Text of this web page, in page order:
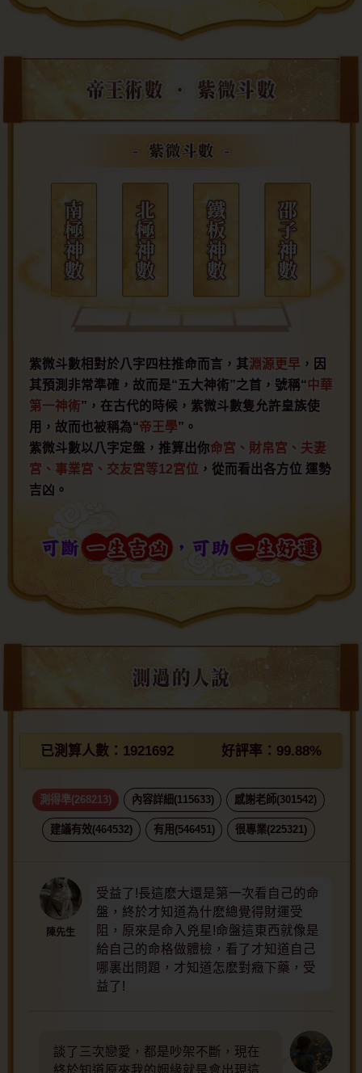
紫微斗數相對於八字四柱推命而言，其淵源更早，因
其預測非常準確，故而是“五大神術”之首，號稱“中華
第一神術”，在古代的時候，紫微斗數隻允許皇族使
用，故而也被稱為“帝王學”。
紫微斗數以八字定盤，推算出你命宮、財帛宮、夫妻
宮、事業宮、交友宮等12宮位 ，從而看出各方位 運勢
吉凶。
已測算人數： 1921692 好評率： 99.88%
測得準(268213) 內容詳細(115633) 感謝老師(301542)
建議有效(464532) 有用(546451) 很專業(225321)
陳先生
受益了!長這麽大還是第一次看自己的命
盤，終於才知道為什麽總覺得財運受
阻，原來是命入兇星!命盤這東西就像是
給自己的命格做體檢，看了才知道自己
哪裏出問題，才知道怎麽對癥下藥，受
益了!
談了三次戀愛，都是吵架不斷，現在